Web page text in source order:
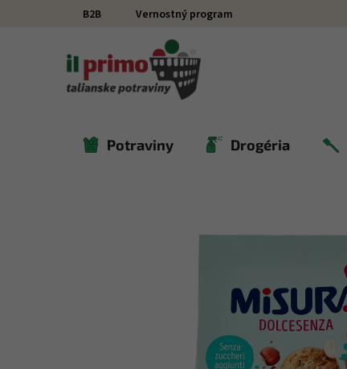
Prejsť na obsahB2B Vernostný program
Potraviny Drogéria